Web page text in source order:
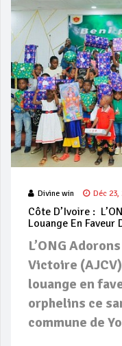
Divine win Déc 23,
Côte D’Ivoire :
Louange En Faveur
L’ONG
Victoire
louange en
orphelins ce
commune de